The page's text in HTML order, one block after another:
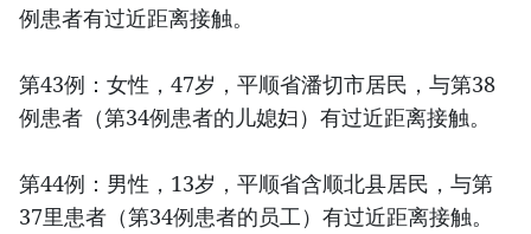
例患者有过近距离接触。
第43例：女性，47岁，平顺省潘切市居民，与第38
例患者（第34例患者的儿媳妇）有过近距离接触。
第44例：男性，13岁，平顺省含顺北县居民，与第
37里患者（第34例患者的员工）有过近距离接触。